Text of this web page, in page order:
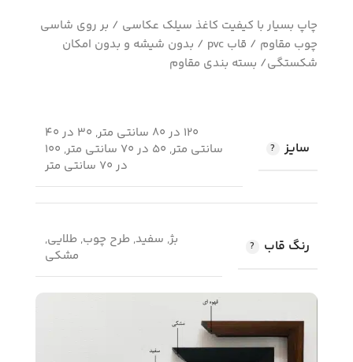
چاپ بسیار با کیفیت کاغذ سیلک عکاسی / بر روی شاسی
چوب مقاوم / قاب pvc / بدون شیشه و بدون امکان
شکستگی/ بسته بندی مقاوم
سایز
120 در 80 سانتی متر, 30 در 40
سانتی متر, 50 در 70 سانتی متر, 100
در 70 سانتی متر
رنگ قاب
بژ, سفید, طرح چوب, طلایی,
مشکی